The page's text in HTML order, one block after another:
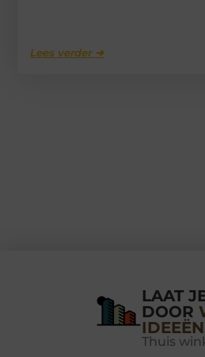
Lees verder ➜
LAAT
DOOR
Thuis